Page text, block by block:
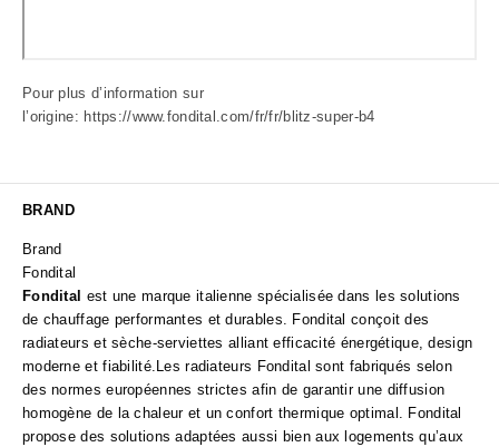
Pour plus d’information sur
l’origine: https://www.fondital.com/fr/fr/blitz-super-b4
BRAND
Brand
Fondital
Fondital est une marque italienne spécialisée dans les solutions
de chauffage performantes et durables. Fondital conçoit des
radiateurs et sèche-serviettes alliant efficacité énergétique, design
moderne et fiabilité.Les radiateurs Fondital sont fabriqués selon
des normes européennes strictes afin de garantir une diffusion
homogène de la chaleur et un confort thermique optimal. Fondital
propose des solutions adaptées aussi bien aux logements qu’aux